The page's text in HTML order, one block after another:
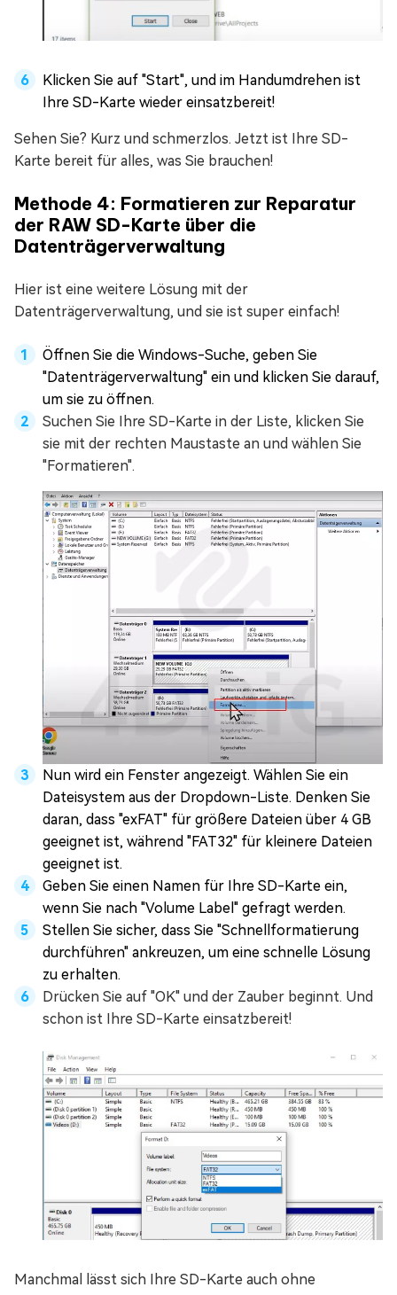
Klicken Sie auf "Start", und im Handumdrehen ist
Ihre SD-Karte wieder einsatzbereit!
Sehen Sie? Kurz und schmerzlos. Jetzt ist Ihre SD-
Karte bereit für alles, was Sie brauchen!
Methode 4: Formatieren zur Reparatur
der RAW SD-Karte über die
Datenträgerverwaltung
Hier ist eine weitere Lösung mit der
Datenträgerverwaltung, und sie ist super einfach!
Öffnen Sie die Windows-Suche, geben Sie
"Datenträgerverwaltung" ein und klicken Sie darauf,
um sie zu öffnen.
Suchen Sie Ihre SD-Karte in der Liste, klicken Sie
sie mit der rechten Maustaste an und wählen Sie
"Formatieren".
Nun wird ein Fenster angezeigt. Wählen Sie ein
Dateisystem aus der Dropdown-Liste. Denken Sie
daran, dass "exFAT" für größere Dateien über 4 GB
geeignet ist, während "FAT32" für kleinere Dateien
geeignet ist.
Geben Sie einen Namen für Ihre SD-Karte ein,
wenn Sie nach "Volume Label" gefragt werden.
Stellen Sie sicher, dass Sie "Schnellformatierung
durchführen" ankreuzen, um eine schnelle Lösung
zu erhalten.
Drücken Sie auf "OK" und der Zauber beginnt. Und
schon ist Ihre SD-Karte einsatzbereit!
Manchmal lässt sich Ihre SD-Karte auch ohne